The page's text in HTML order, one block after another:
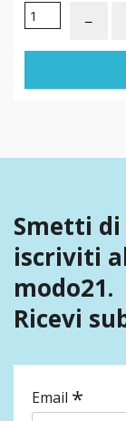
Smetti
iscriviti
modo21.
Ricevi
Email *